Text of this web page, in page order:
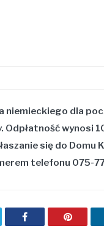
niemieckiego dla
wynosi
się do Domu
telefonu 075-
Facebook